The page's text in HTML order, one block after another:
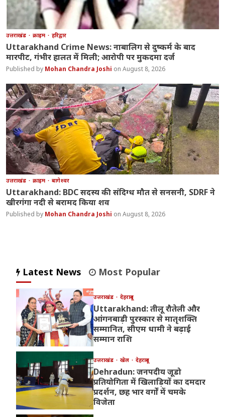
उत्तराखंड क्राइम हरिद्वार
Uttarakhand Crime News: नाबालिग से दुष्कर्म के बाद
मारपीट, गंभीर हालत में मिली; आरोपी पर मुकदमा दर्ज
Mohan Chandra Joshi August 8, 2026
उत्तराखंड क्राइम बागेश्वर
Uttarakhand: BDC सदस्य की संदिग्ध मौत से सनसनी, SDRF ने
खीरगंगा नदी से बरामद किया शव
Mohan Chandra Joshi August 8, 2026
Latest News Most Popular
उत्तराखंड देहरादून
Uttarakhand: तीलू रौतेली और
आंगनबाड़ी पुरस्कार से मातृशक्ति
सम्मानित, सीएम धामी ने बढ़ाई
सम्मान राशि
उत्तराखंड खेल देहरादून
Dehradun: जनपदीय जूडो
प्रतियोगिता में खिलाड़ियों का दमदार
प्रदर्शन, छह भार वर्गों में चमके
विजेता